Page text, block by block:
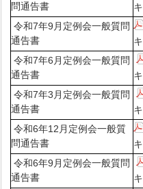
問通告書
令和7年9月定例会一般質問
通告書
令和7年6月定例会一般質問
通告書
令和7年3月定例会一般質問
通告書
令和6年12月定例会一般質
問通告書
令和6年9月定例会一般質問
通告書